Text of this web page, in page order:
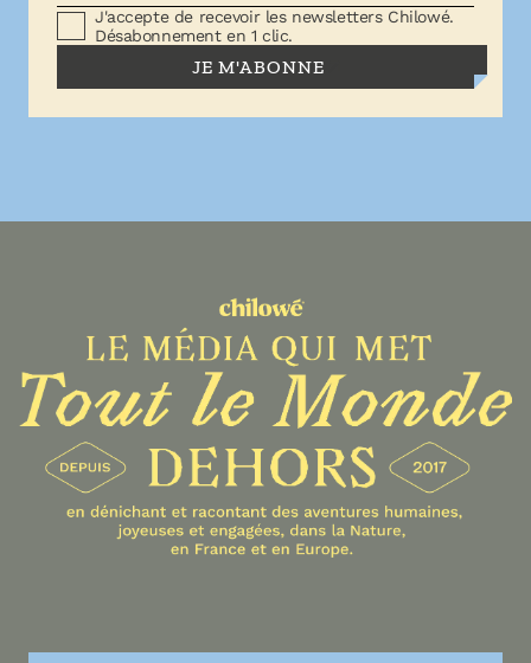
J'accepte de recevoir les newsletters Chilowé.
Désabonnement en 1 clic.
JE M'ABONNE